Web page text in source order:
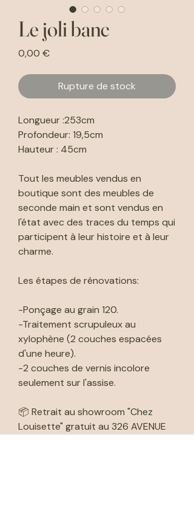
Le joli banc
0,00 €Prix
Rupture de stock
Longueur :253cm
Profondeur: 19,5cm
Hauteur : 45cm
Tout les meubles vendus en
boutique sont des meubles de
seconde main et sont vendus en
l'état avec des traces du temps qui
participent à leur histoire et à leur
charme.
Les étapes de rénovations:
-Ponçage au grain 120.
-Traitement scrupuleux au
xylophène (2 couches espacées
d'une heure).
-2 couches de vernis incolore
seulement sur l'assise.
📦 Retrait au showroom "Chez
Louisette" gratuit au 326 AVENUE